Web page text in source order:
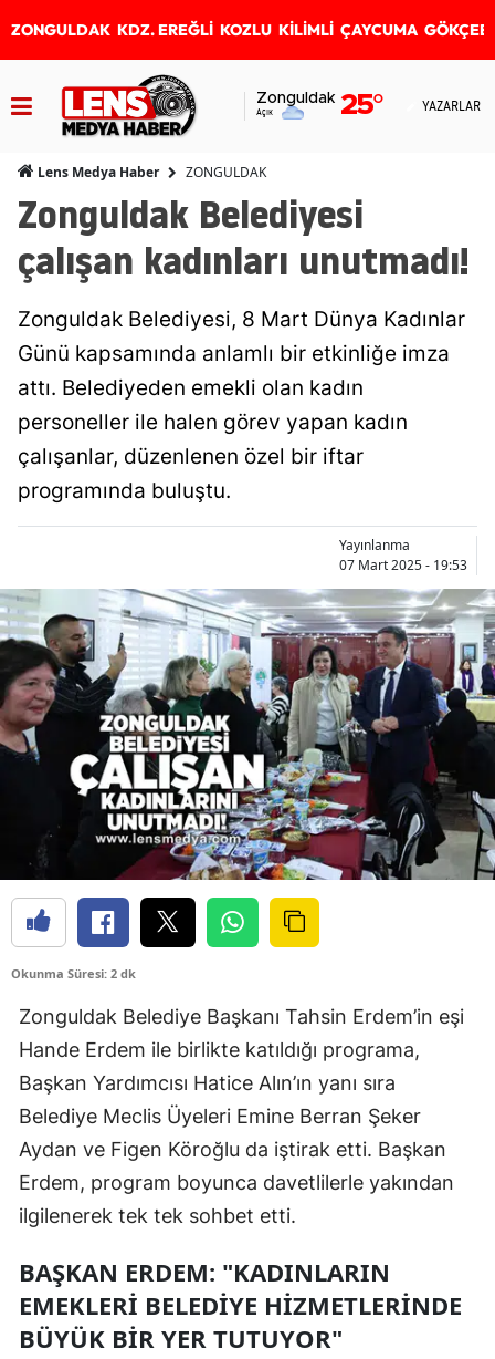
ZONGULDAK KDZ. EREĞLİ KOZLU KİLİMLİ ÇAYCUMA
Zonguldak
Açık 25° YAZARLAR
Lens Medya Haber ZONGULDAK
Zonguldak Belediyesi
çalışan kadınları unutmadı!
Zonguldak Belediyesi, 8 Mart Dünya Kadınlar
Günü kapsamında anlamlı bir etkinliğe imza
attı. Belediyeden emekli olan kadın
personeller ile halen görev yapan kadın
çalışanlar, düzenlenen özel bir iftar
programında buluştu.
Yayınlanma
07 Mart 2025 - 19:53
Okunma Süresi: 2 dk
Zonguldak Belediye Başkanı Tahsin Erdem’in eşi
Hande Erdem ile birlikte katıldığı programa,
Başkan Yardımcısı Hatice Alın’ın yanı sıra
Belediye Meclis Üyeleri Emine Berran Şeker
Aydan ve Figen Köroğlu da iştirak etti. Başkan
Erdem, program boyunca davetlilerle yakından
ilgilenerek tek tek sohbet etti.
BAŞKAN ERDEM: "KADINLARIN
EMEKLERI BELEDIYE HIZMETLERINDE
BÜYÜK BIR YER TUTUYOR"